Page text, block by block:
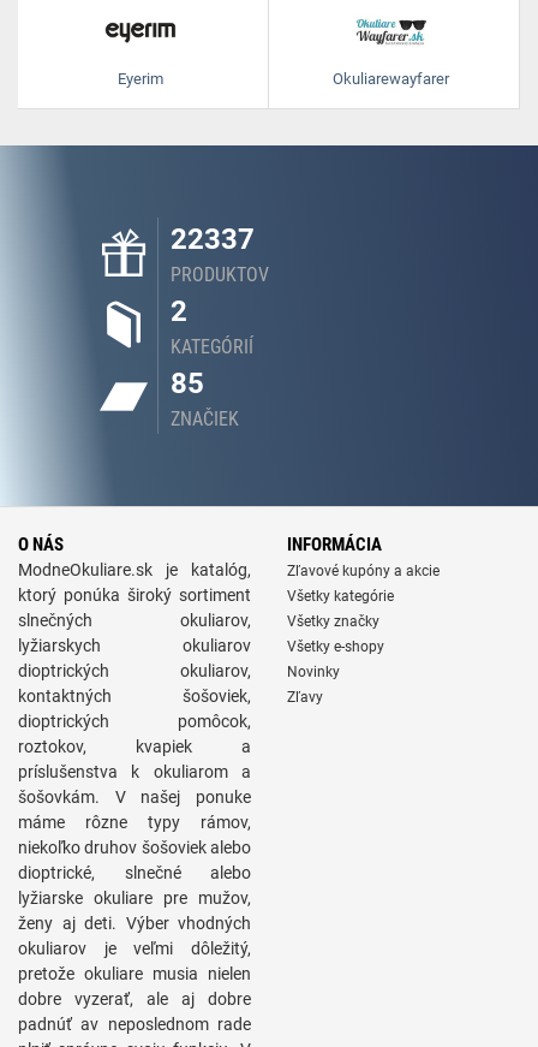
Eyerim Okuliarewayfarer
22337
PRODUKTOV
2
KATEGÓRIÍ
85
ZNAČIEK
O NÁS
ModneOkuliare.sk je katalóg,
ktorý ponúka široký sortiment
slnečných okuliarov,
lyžiarskych okuliarov
dioptrických okuliarov,
kontaktných šošoviek,
dioptrických pomôcok,
roztokov, kvapiek a
príslušenstva k okuliarom a
šošovkám. V našej ponuke
máme rôzne typy rámov,
niekoľko druhov šošoviek alebo
dioptrické, slnečné alebo
lyžiarske okuliare pre mužov,
ženy aj deti. Výber vhodných
okuliarov je veľmi dôležitý,
pretože okuliare musia nielen
dobre vyzerať, ale aj dobre
padnúť av neposlednom rade
INFORMÁCIA
Zľavové kupóny a akcie
Všetky kategórie
Všetky značky
Všetky e-shopy
Novinky
Zľavy